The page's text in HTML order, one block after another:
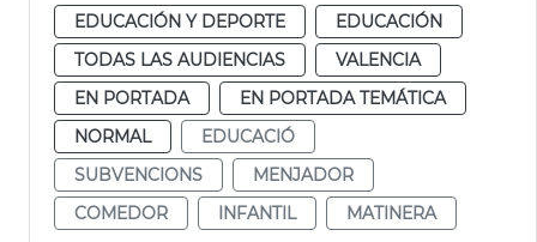
EDUCACIÓN Y DEPORTE
EDUCACIÓN
TODAS LAS AUDIENCIAS
VALENCIA
EN PORTADA
EN PORTADA TEMÁTICA
NORMAL
EDUCACIÓ
SUBVENCIONS
MENJADOR
COMEDOR
INFANTIL MATINERA